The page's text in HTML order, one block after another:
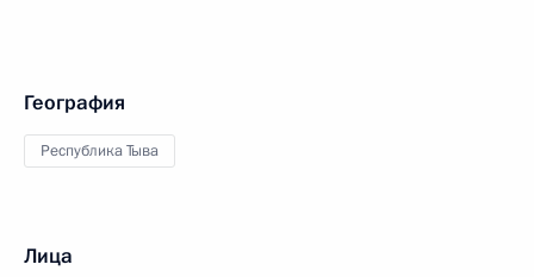
География
Республика Тыва
Лица